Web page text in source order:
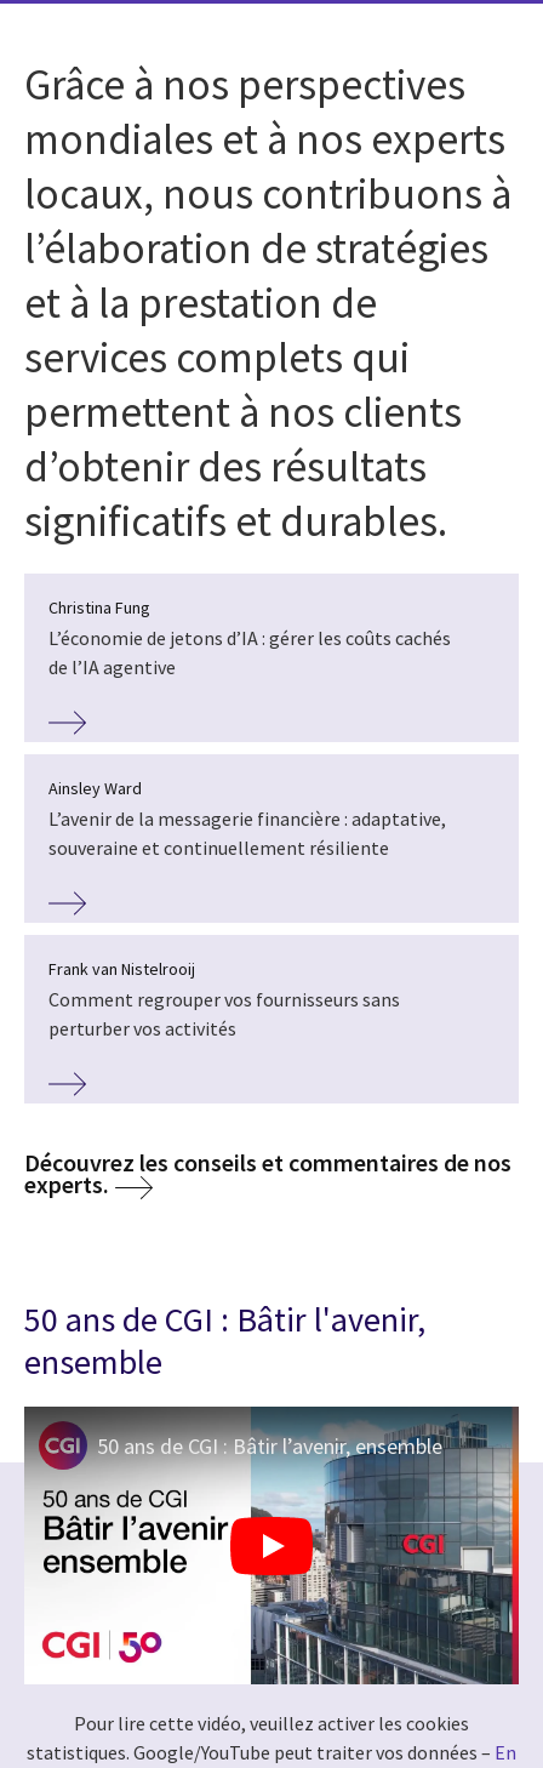
Grâce à nos perspectives
mondiales et à nos experts
locaux, nous contribuons à
l’élaboration de stratégies
et à la prestation de
services complets qui
permettent à nos clients
d’obtenir des résultats
significatifs et durables.
Christina Fung
L’économie de jetons d’IA : gérer les coûts cachés
de l’IA agentive
Ainsley Ward
L’avenir de la messagerie financière : adaptative,
souveraine et continuellement résiliente
Frank van Nistelrooij
Comment regrouper vos fournisseurs sans
perturber vos activités
Découvrez les conseils et commentaires de nos
experts.
50 ans de CGI : Bâtir l'avenir,
ensemble
50 ans de CGI : Bâtir l’avenir, ensemble
Pour lire cette vidéo, veuillez activer les cookies
statistiques. Google/YouTube peut traiter vos données – En